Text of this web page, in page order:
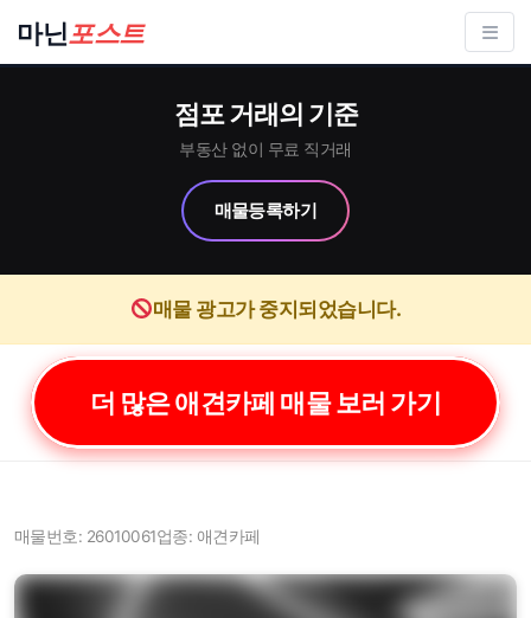
마닌포스트
점포 거래의 기준
부동산 없이 무료 직거래
매물등록하기
매물 광고가 중지되었습니다.
더 많은 애견카페 매물 보러 가기
매물번호: 26010061업종: 애견카페